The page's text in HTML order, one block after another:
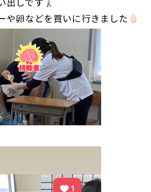
や卵などを買いに行きました